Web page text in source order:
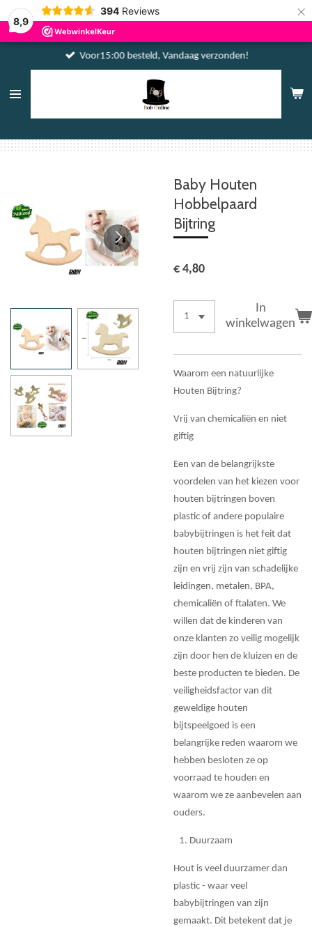
8,9
394 Reviews ×
Voor15:00 besteld, Vandaag verzonden!
Baby Houten
Hobbelpaard
Bijtring
€ 4,80
In
winkelwagen
Waarom een natuurlijke
Houten Bijtring?
Vrij van chemicaliën en niet
giftig
Een van de belangrijkste
voordelen van het kiezen voor
houten bijtringen boven
plastic of andere populaire
babybijtringen is het feit dat
houten bijtringen niet giftig
zijn en vrij zijn van schadelijke
leidingen, metalen, BPA,
chemicaliën of ftalaten. We
willen dat de kinderen van
onze klanten zo veilig mogelijk
zijn door hen de kluizen en de
beste producten te bieden. De
veiligheidsfactor van dit
geweldige houten
bijtspeelgoed is een
belangrijke reden waarom we
hebben besloten ze op
voorraad te houden en
waarom we ze aanbevelen aan
ouders.
Duurzaam
Hout is veel duurzamer dan
plastic - waar veel
babybijtringen van zijn
gemaakt. Dit betekent dat je